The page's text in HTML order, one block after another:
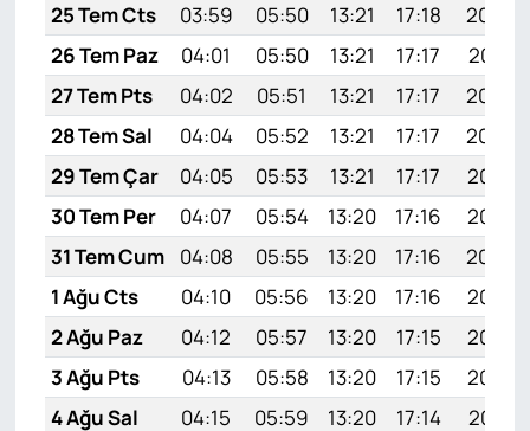
25 Tem Cts
03:59 05:50 13:21 17:18
20:42
26 Tem Paz
04:01 05:50 13:21 17:17
20:41
27 Tem Pts
04:02 05:51 13:21 17:17
20:40
28 Tem Sal
04:04 05:52 13:21 17:17
20:39
29 Tem Çar
04:05 05:53 13:21 17:17
20:38
30 Tem Per
04:07 05:54 13:20 17:16
20:37
31 Tem Cum
04:08 05:55 13:20 17:16
20:36
1 Ağu Cts
04:10 05:56 13:20 17:16
20:35
2 Ağu Paz
04:12 05:57 13:20 17:15
20:33
3 Ağu Pts
04:13 05:58 13:20 17:15
20:32
4 Ağu Sal
04:15 05:59 13:20 17:14
20:31